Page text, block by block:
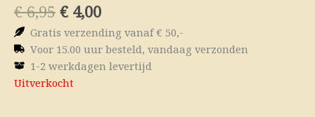
€6,95 Oorspronkelijke
prijs
was:
€ 6,95.
€ 4,00Huidige
prijs
is:
€ 4,00.
Gratis verzending vanaf € 50,-
Voor 15.00 uur besteld, vandaag verzonden
1-2 werkdagen levertijd
Uitverkocht